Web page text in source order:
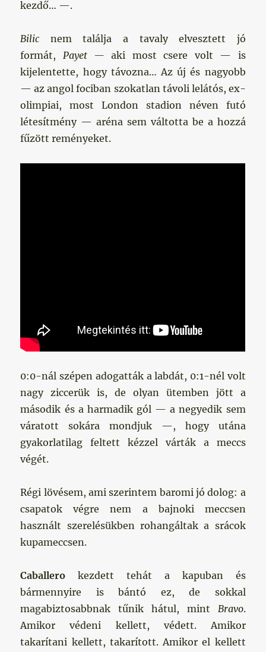
kezdő… —.
Bilic nem találja a tavaly elvesztett jó
formát, Payet — aki most csere volt — is
kijelentette, hogy távozna… Az új és nagyobb
— az angol fociban szokatlan távoli lelátós, ex-
olimpiai, most London stadion néven futó
létesítmény — aréna sem váltotta be a hozzá
fűzött reményeket.
0:0-nál szépen adogatták a labdát, 0:1-nél volt
nagy ziccerük is, de olyan ütemben jött a
második és a harmadik gól — a negyedik sem
váratott sokára mondjuk —, hogy utána
gyakorlatilag feltett kézzel várták a meccs
végét.
Régi lövésem, ami szerintem baromi jó dolog: a
csapatok végre nem a bajnoki meccsen
használt szerelésükben rohangáltak a srácok
kupameccsen.
Caballero kezdett tehát a kapuban és
bármennyire is bántó ez, de sokkal
magabiztosabbnak tűnik hátul, mint Bravo.
Amikor védeni kellett, védett. Amikor
takarítani kellett, takarított. Amikor el kellett